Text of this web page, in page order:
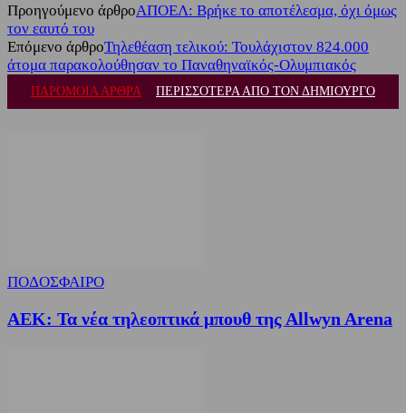
Προηγούμενο άρθροΑΠΟΕΛ: Βρήκε το αποτέλεσμα, όχι όμως
τον εαυτό του
Επόμενο άρθροΤηλεθέαση τελικού: Τουλάχιστον 824.000
άτομα παρακολούθησαν το Παναθηναϊκός-Ολυμπιακός
ΠΑΡΟΜΟΙΑ ΑΡΘΡΑ ΠΕΡΙΣΣΟΤΕΡΑ ΑΠΟ ΤΟΝ ΔΗΜΙΟΥΡΓΟ
ΠΟΔΟΣΦΑΙΡΟ
ΑΕΚ: Τα νέα τηλεοπτικά μπουθ της Allwyn Arena